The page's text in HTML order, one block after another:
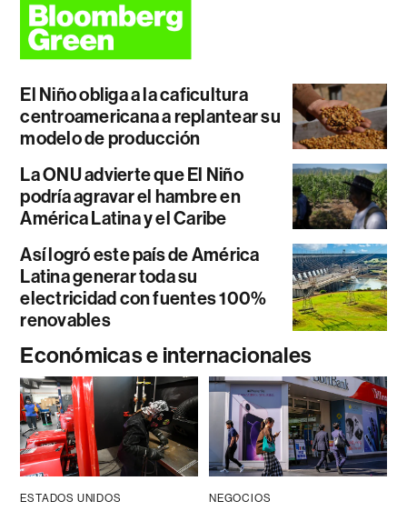
El Niño obliga a la caficultura
centroamericana a replantear su
modelo de producción
La ONU advierte que El Niño
podría agravar el hambre en
América Latina y el Caribe
Así logró este país de América
Latina generar toda su
electricidad con fuentes 100%
renovables
Económicas e internacionales
ESTADOS UNIDOS NEGOCIOS